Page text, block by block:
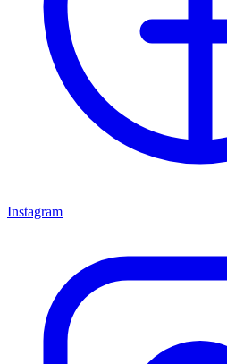
Instagram